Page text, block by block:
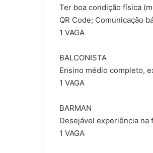
Ter boa condição física
QR Code; Comunicação
1 VAGA
BALCONISTA
Ensino médio completo,
1 VAGA
BARMAN
Desejável experiência na
1 VAGA